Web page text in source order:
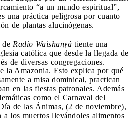
“a un mundo espiritual”,
una práctica peligrosa por cuanto
de plantas alucinógenas.
de Radio Waishanyá tiente una
católica que desde la llegada de
de diversas congregaciones,
la Amazonia. Esto explica por qué
a misa dominical, practican
en las fiestas patronales. Además
como el Carnaval del
de las Ánimas, (2 de noviembre),
a los muertos llevándoles alimentos